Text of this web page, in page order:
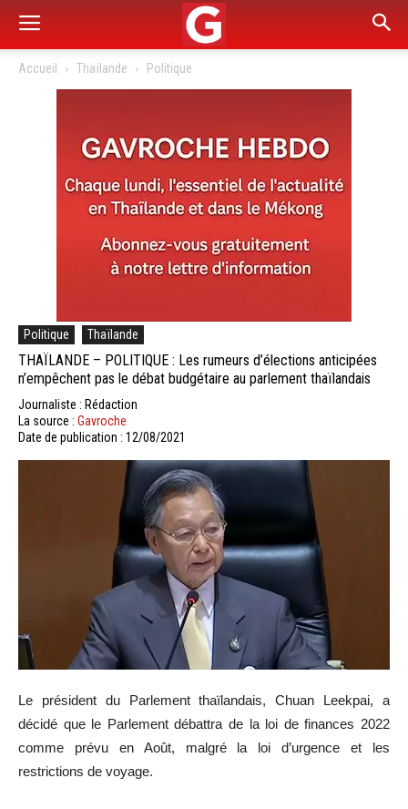
Accueil Thaïlande Politique
Politique Thaïlande
THAÏLANDE – POLITIQUE : Les rumeurs d’élections anticipées
n’empêchent pas le débat budgétaire au parlement thaïlandais
Journaliste : Rédaction
La source : Gavroche
Date de publication : 12/08/2021
Le président du Parlement thaïlandais, Chuan Leekpai, a
décidé que le Parlement débattra de la loi de finances 2022
comme prévu en Août, malgré la loi d’urgence et les
restrictions de voyage.